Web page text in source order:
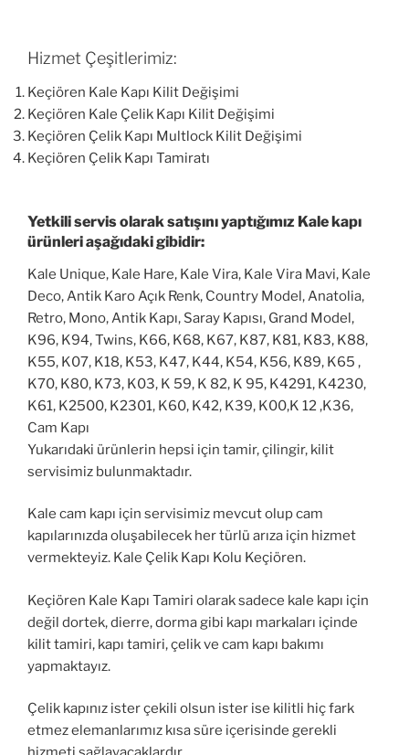
Hizmet Çeşitlerimiz:
Keçiören Kale Kapı Kilit Değişimi
Keçiören Kale Çelik Kapı Kilit Değişimi
Keçiören Çelik Kapı Multlock Kilit Değişimi
Keçiören Çelik Kapı Tamiratı
Yetkili servis olarak satışını yaptığımız Kale kapı
ürünleri aşağıdaki gibidir:
Kale Unique, Kale Hare, Kale Vira, Kale Vira Mavi, Kale
Deco, Antik Karo Açık Renk, Country Model, Anatolia,
Retro, Mono, Antik Kapı, Saray Kapısı, Grand Model,
K96, K94, Twins, K66, K68, K67, K87, K81, K83, K88,
K55, K07, K18, K53, K47, K44, K54, K56, K89, K65 ,
K70, K80, K73, K03, K 59, K 82, K 95, K4291, K4230,
K61, K2500, K2301, K60, K42, K39, K00,K 12 ,K36,
Cam Kapı
Yukarıdaki ürünlerin hepsi için tamir, çilingir, kilit
servisimiz bulunmaktadır.
Kale cam kapı için servisimiz mevcut olup cam
kapılarınızda oluşabilecek her türlü arıza için hizmet
vermekteyiz. Kale Çelik Kapı Kolu Keçiören.
Keçiören Kale Kapı Tamiri olarak sadece kale kapı için
değil dortek, dierre, dorma gibi kapı markaları içinde
kilit tamiri, kapı tamiri, çelik ve cam kapı bakımı
yapmaktayız.
Çelik kapınız ister çekili olsun ister ise kilitli hiç fark
etmez elemanlarımız kısa süre içerisinde gerekli